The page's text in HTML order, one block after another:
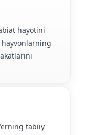
hayotini
tabiiy